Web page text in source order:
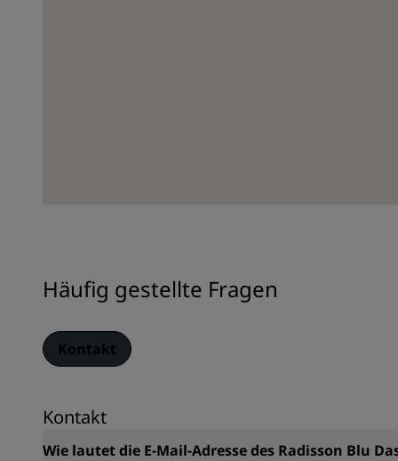
Häufig gestellte Fragen
Kontakt
Kontakt
Wie lautet die E-Mail-Adresse des Radisson Blu